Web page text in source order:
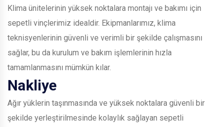
Klima ünitelerinin yüksek noktalara montajı ve bakımı için
sepetli vinçlerimiz idealdir. Ekipmanlarımız, klima
teknisyenlerinin güvenli ve verimli bir şekilde çalışmasını
sağlar, bu da kurulum ve bakım işlemlerinin hızla
tamamlanmasını mümkün kılar.
Nakliye
Ağır yüklerin taşınmasında ve yüksek noktalara güvenli bir
şekilde yerleştirilmesinde kolaylık sağlayan sepetli